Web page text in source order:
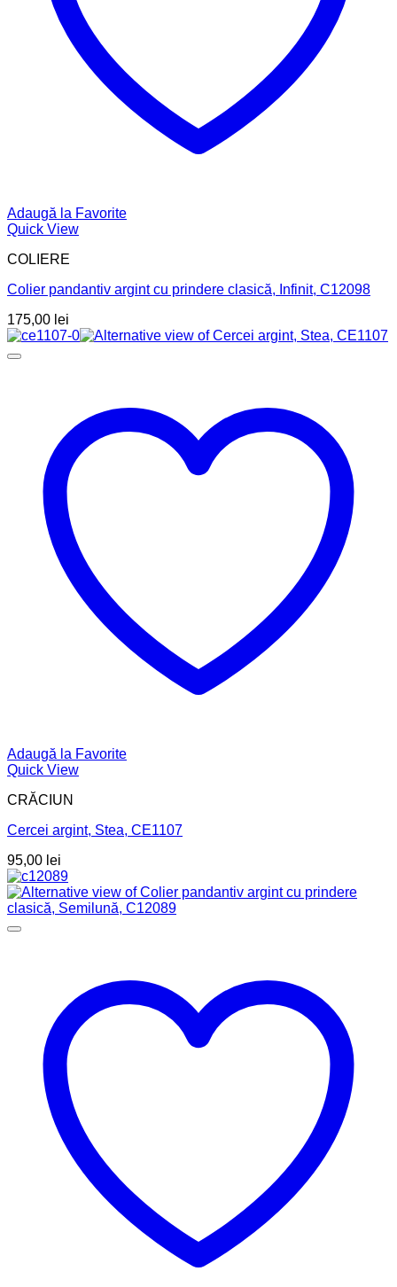
Adaugă la Favorite
Quick View
COLIERE
Colier pandantiv argint cu prindere clasică, Infinit, C12098
175,00 lei
Adaugă la Favorite
Quick View
CRĂCIUN
Cercei argint, Stea, CE1107
95,00 lei